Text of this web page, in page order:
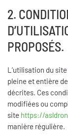
2.
PROPOSÉS.
L’utilisation du site
pleine et entière
décrites. Ces
modifiées ou
site https://
manière régulière.